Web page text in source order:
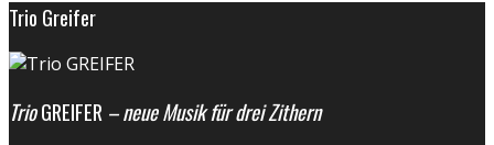
Trio Greifer
TrioGREIFER – neue Musik für drei Zithern